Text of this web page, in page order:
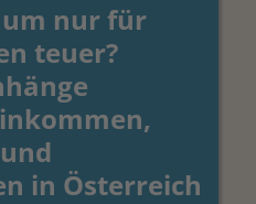
nur für
teuer?
in Österreich